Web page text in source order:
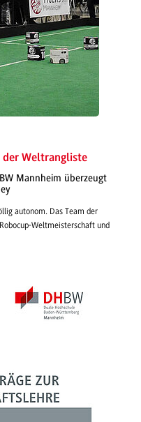
der Weltrangliste
Mannheim überzeugt
autonom. Das Team der
Weltmeisterschaft und